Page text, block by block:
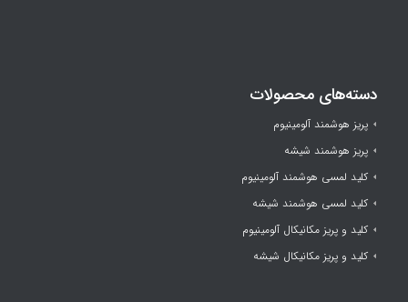
دسته‌های محصولات
پریز هوشمند آلومینیوم
پریز هوشمند شیشه
کلید لمسی هوشمند آلومینیوم
کلید لمسی هوشمند شیشه
کلید و پریز مکانیکال آلومینیوم
کلید و پریز مکانیکال شیشه